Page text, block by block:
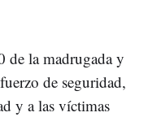
de la madrugada y
de seguridad,
y a las víctimas